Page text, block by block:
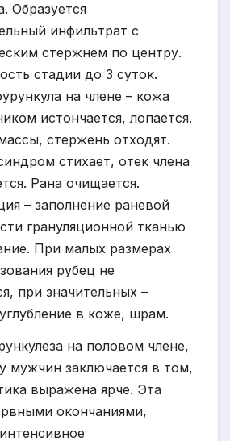
Образуется
инфильтрат с
стержнем по центру.
стадии до 3 суток.
на члене – кожа
истончается, лопается.
стержень отходят.
стихает, отек члена
Рана очищается.
– заполнение раневой
грануляционной тканью
При малых размерах
рубец не
при значительных –
в коже, шрам.
на половом члене,
мужчин заключается в том,
выражена ярче. Эта
окончаниями,